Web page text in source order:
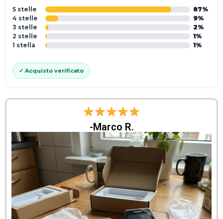
5 stelle
87%
4 stelle
9%
3 stelle
2%
2 stelle
1%
1 stella
1%
✓ Acquisto verificato
-Marco R.